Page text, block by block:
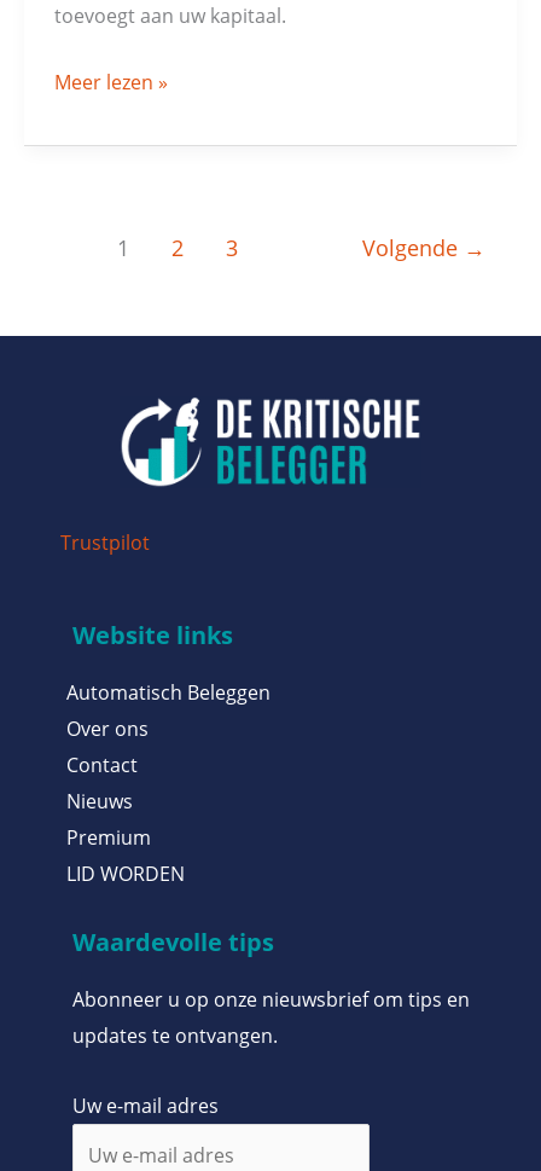
toevoegt aan uw kapitaal.
Meer lezen »
1 2 3 Volgende →
Trustpilot
Website links
Automatisch Beleggen
Over ons
Contact
Nieuws
Premium
LID WORDEN
Waardevolle tips
Abonneer u op onze nieuwsbrief om tips en
updates te ontvangen.
Uw e-mail adres